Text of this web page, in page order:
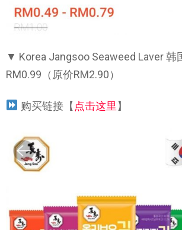
▼ Korea Jangsoo Seaweed Laver 韩
RM0.99（原价RM2.90）
购买链接【点击这里】